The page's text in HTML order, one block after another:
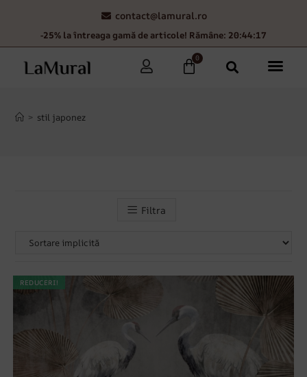
contact@lamural.ro
-25% la întreaga gamă de articole! Rămâne: 20:44:17
0
> stil japonez
Filtra
REDUCERI!